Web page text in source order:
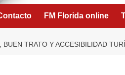
FM Florida online
TRATO Y ACCESIBILIDAD